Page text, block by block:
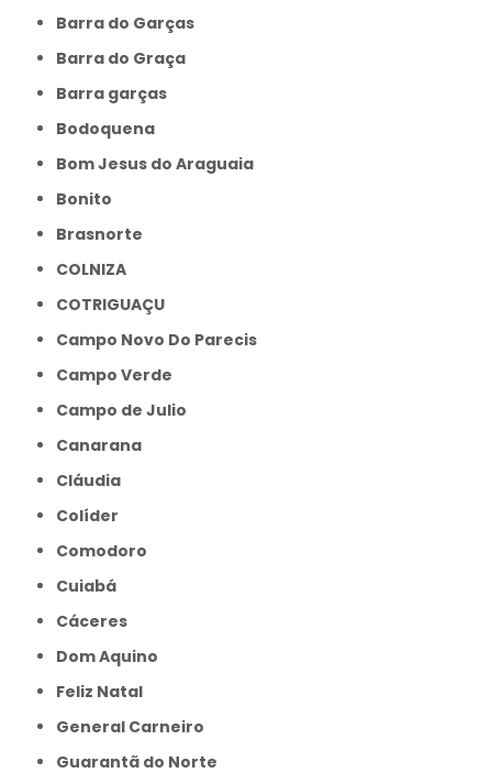
Barra do Garças
Barra do Graça
Barra garças
Bodoquena
Bom Jesus do Araguaia
Bonito
Brasnorte
COLNIZA
COTRIGUAÇU
Campo Novo Do Parecis
Campo Verde
Campo de Julio
Canarana
Cláudia
Colíder
Comodoro
Cuiabá
Cáceres
Dom Aquino
Feliz Natal
General Carneiro
Guarantã do Norte